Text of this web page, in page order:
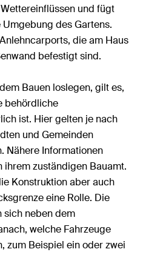
und fügt
des Gartens.
die am Haus
befestigt sind.
Bauen loslegen, gilt es,
behördliche
ist. Hier gelten je nach
und Gemeinden
Nähere Informationen
ihrem zuständigen Bauamt.
Konstruktion aber auch
eine Rolle. Die
sich neben dem
welche Fahrzeuge
zum Beispiel ein oder zwei